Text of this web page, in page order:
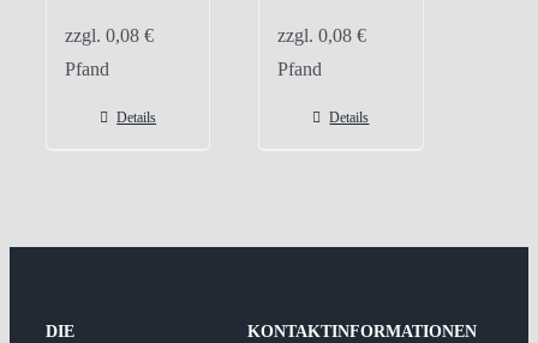
zzgl. 0,08 €
Pfand
Details
zzgl.0,08€
Pfand
Details
DIE
KONTAKTINFORMATIONEN